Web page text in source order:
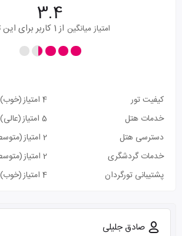
3.4
امتیاز میانگین از 1 کاربر برای این تور
کیفیت تور 4 امتیاز
(خوب)
خدمات هتل
5 امتیاز
(عالی)
دسترسی هتل
2 امتیاز
خدمات گردشگری
2 امتیاز
پشتیبانی تورگردان
4 امتیاز (خوب)
صادق جلیلی